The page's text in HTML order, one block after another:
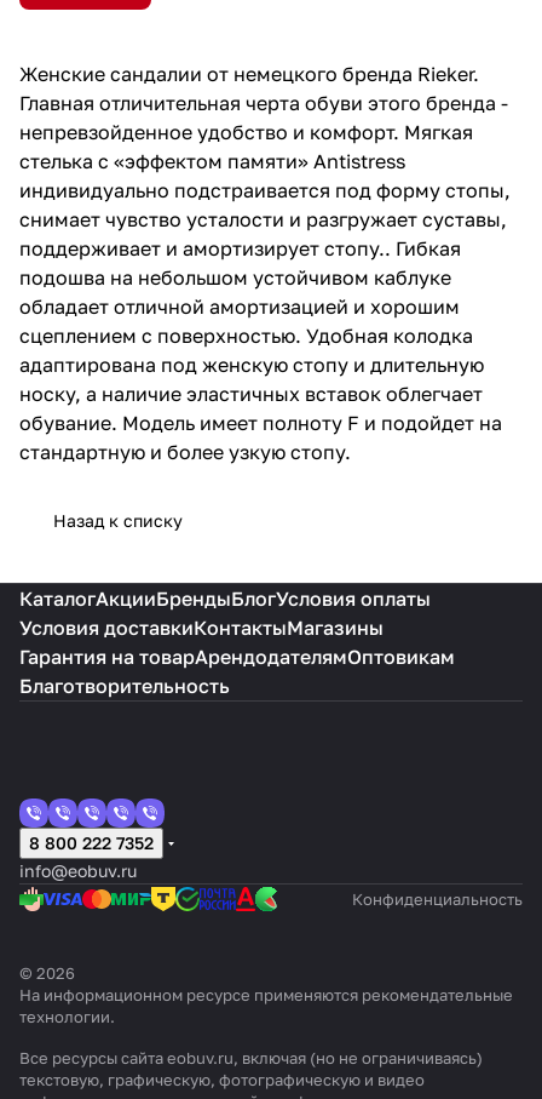
Женские сандалии от немецкого бренда Rieker.
Главная отличительная черта обуви этого бренда -
непревзойденное удобство и комфорт. Мягкая
стелька с «эффектом памяти» Antistress
индивидуально подстраивается под форму стопы,
снимает чувство усталости и разгружает суставы,
поддерживает и амортизирует стопу.. Гибкая
подошва на небольшом устойчивом каблуке
обладает отличной амортизацией и хорошим
сцеплением с поверхностью. Удобная колодка
адаптирована под женскую стопу и длительную
носку, а наличие эластичных вставок облегчает
обувание. Модель имеет полноту F и подойдет на
стандартную и более узкую стопу.
Назад к списку
КаталогАкцииБрендыБлогУсловия оплаты
Условия доставкиКонтактыМагазины
Гарантия на товарАрендодателямОптовикам
Благотворительность
8 800 222 7352
info@eobuv.ru
Конфиденциальность
© 2026
На информационном ресурсе применяются рекомендательные
технологии.
Все ресурсы сайта eobuv.ru, включая (но не ограничиваясь)
текстовую, графическую, фотографическую и видео